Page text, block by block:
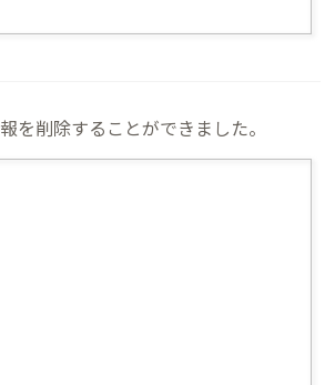
を削除することができました。